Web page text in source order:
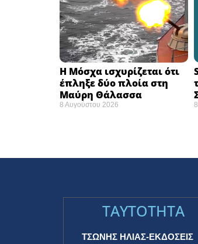
Η Μόσχα ισχυρίζεται ότι
έπληξε δύο πλοία στη
Μαύρη Θάλασσα ​
8 Αυγούστου 2026
TAYTOTHTA
ΤΣΩΝΗΣ ΗΛΙΑΣ-ΕΚΔΟΣΕΙΣ